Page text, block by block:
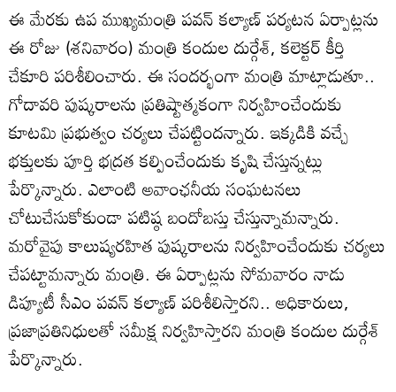
ఈ మేరకు ఉప ముఖ్యమంత్రి పవన్ కల్యాణ్ పర్యటన ఏర్పాట్లను
ఈ రోజు (శనివారం) మంత్రి కందుల దుర్గేశ్, కలెక్టర్ కీర్తి
చేకూరి పరిశీలించారు. ఈ సందర్భంగా మంత్రి మాట్లాడుతూ..
గోదావరి పుష్కరాలను ప్రతిష్టాత్మకంగా నిర్వహించేందుకు
కూటమి ప్రభుత్వం చర్యలు చేపట్టిందన్నారు. ఇక్కడికి వచ్చే
భక్తులకు పూర్తి భద్రత కల్పించేందుకు కృషి చేస్తున్నట్లు
పేర్కొన్నారు. ఎలాంటి అవాంఛనీయ సంఘటనలు
చోటుచేసుకోకుండా పటిష్ఠ బందోబస్తు చేస్తున్నామన్నారు.
మరోవైపు కాలుష్యరహిత పుష్కరాలను నిర్వహించేందుకు చర్యలు
చేపట్టామన్నారు మంత్రి. ఈ ఏర్పాట్లను సోమవారం నాడు
డిప్యూటీ సీఎం పవన్ కల్యాణ్ పరిశీలిస్తారని.. అధికారులు,
ప్రజాప్రతినిధులతో సమీక్ష నిర్వహిస్తారని మంత్రి కందుల దుర్గేశ్
పేర్కొన్నారు.